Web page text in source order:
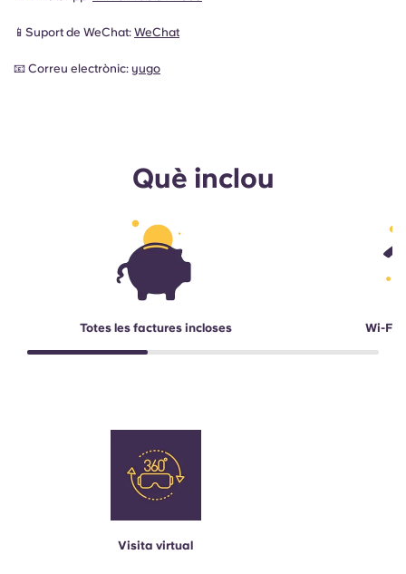
📱Suport de WeChat: WeChat
📧 Correu electrònic: yugo
Què inclou
Totes les factures incloses Wi-Fi
Visita virtual